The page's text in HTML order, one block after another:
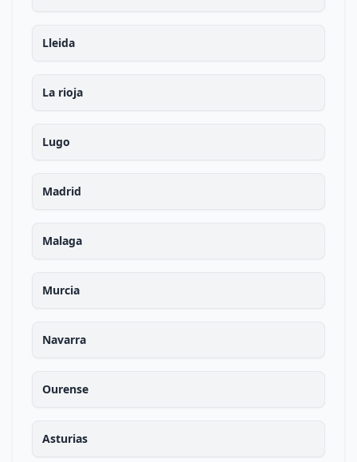
Lleida
La rioja
Lugo
Madrid
Malaga
Murcia
Navarra
Ourense
Asturias